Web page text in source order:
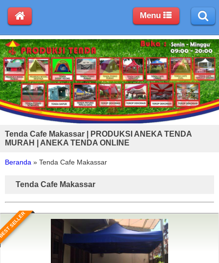
Tenda Cafe Makassar | PRODUKSI ANEKA TENDA
MURAH | ANEKA TENDA ONLINE
Beranda » Tenda Cafe Makassar
Tenda Cafe Makassar
SELLER
Menu